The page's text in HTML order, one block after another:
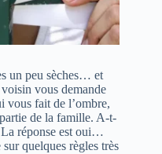
un peu sèches… et
vous demande
vous fait de l’ombre,
de la famille. A-t-
réponse est oui…
quelques règles très